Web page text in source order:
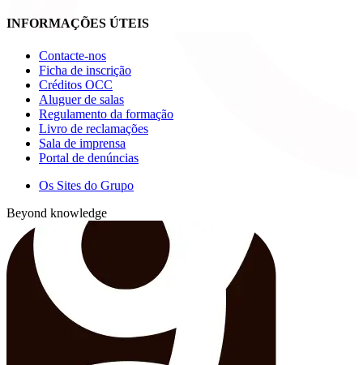
INFORMAÇÕES ÚTEIS
Contacte-nos
Ficha de inscrição
Créditos OCC
Aluguer de salas
Regulamento da formação
Livro de reclamações
Sala de imprensa
Portal de denúncias
Os Sites do Grupo
Beyond knowledge